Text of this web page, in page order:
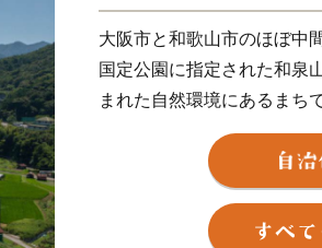
大阪市と和歌山市のほぼ中
国定公園に指定された和泉
まれた自然環境にあるまち
ンスよく栄えてきました
増加とともに、商業・サー
関空によるインパクトを
市として、21世紀にふさ